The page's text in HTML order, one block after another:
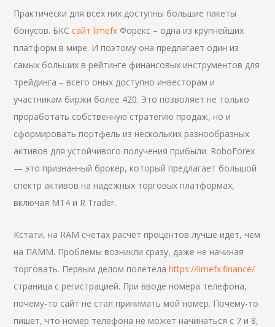
Практически для всех них доступны большие пакеты
бонусов. БКСсайт limefx Форекс – одна из крупнейших
платформ в мире. И поэтому она предлагает один из
самых больших в рейтинге финансовых инструментов для
трейдинга – всего оных доступно инвесторам и
участникам биржи более 420. Это позволяет не только
проработать собственную стратегию продаж, но и
сформировать портфель из нескольких разнообразных
активов для устойчивого получения прибыли. RoboForex
— это признанный брокер, который предлагает большой
спектр активов на надежных торговых платформах,
включая MT4 и R Trader.
Кстати, на RAM счетах расчёт процентов лучше идёт, чем
на ПАММ. Проблемы возникли сразу, даже не начиная
торговать. Первым делом полетелаhttps://limefx.finance/
страница с регистрацией. При вводе номера телефона,
почему-то сайт не стал принимать мой номер. Почему-то
пишет, что номер телефона не может начинаться с 7 и 8,